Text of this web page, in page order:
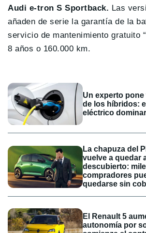
Audi e-tron S Sportback. Las
añaden de serie la garantía de la
servicio de mantenimiento gratuito
8 años o 160.000 km.
Un experto pone
de los híbridos:
eléctrico
La chapuza del
vuelve a quedar
descubierto:
compradores
quedarse sin
El Renault 5
autonomía por